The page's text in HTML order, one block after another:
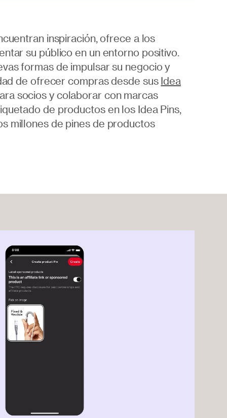
inspiración, ofrece a los
su público en un entorno positivo.
formas de impulsar su negocio y
de ofrecer compras desde sus Idea
socios y colaborar con marcas
de productos en los Idea Pins,
millones de pines de productos